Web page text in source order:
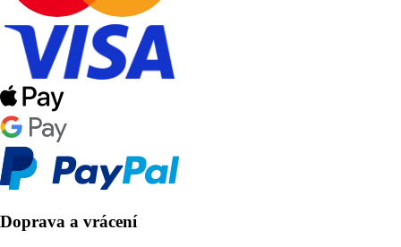
Doprava a vrácení